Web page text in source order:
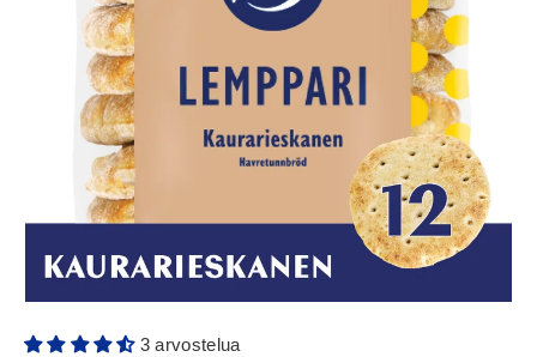
3 arvostelua